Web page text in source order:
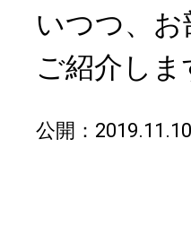
いつつ、
ご紹介しま
公開：2019.11.10